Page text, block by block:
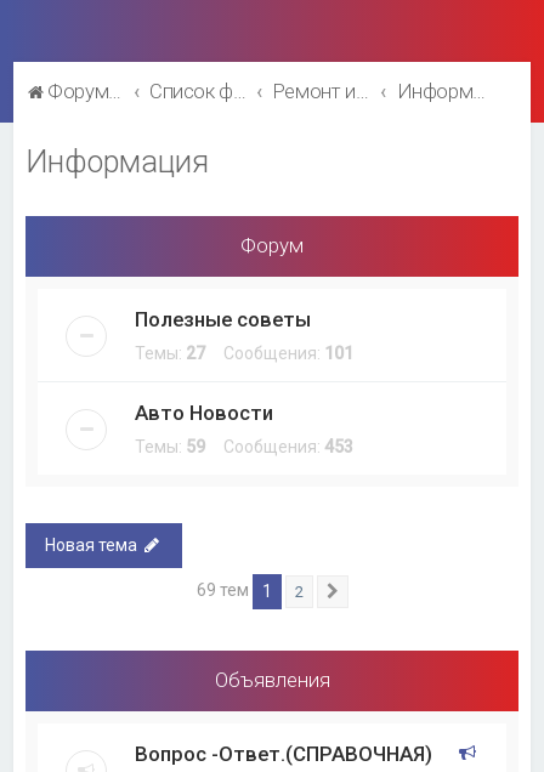
Форум Рено Список форумов Ремонт и эксплуатация Информация
Информация
Форум
Полезные советы
Темы: 27Сообщения: 101
Авто Новости
Темы: 59 Сообщения:453
Новая тема
69 тем 1 2
Объявления
Вопрос -Ответ.(СПРАВОЧНАЯ)